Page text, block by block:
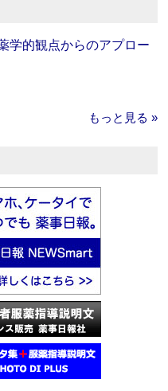
学的観点からのアプロー
もっと見る »